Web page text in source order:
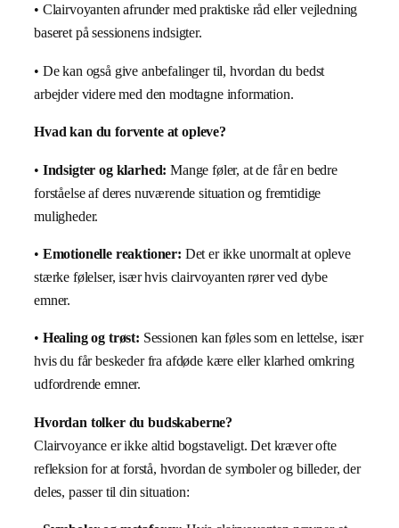
• Clairvoyanten afrunder med praktiske råd eller vejledning
baseret på sessionens indsigter.
• De kan også give anbefalinger til, hvordan du bedst
arbejder videre med den modtagne information.
Hvad kan du forvente at opleve?
• Indsigter og klarhed: Mange føler, at de får en bedre
forståelse af deres nuværende situation og fremtidige
muligheder.
• Emotionelle reaktioner: Det er ikke unormalt at opleve
stærke følelser, især hvis clairvoyanten rører ved dybe
emner.
• Healing og trøst: Sessionen kan føles som en lettelse, især
hvis du får beskeder fra afdøde kære eller klarhed omkring
udfordrende emner.
Hvordan tolker du budskaberne?
Clairvoyance er ikke altid bogstaveligt. Det kræver ofte
refleksion for at forstå, hvordan de symboler og billeder, der
deles, passer til din situation: